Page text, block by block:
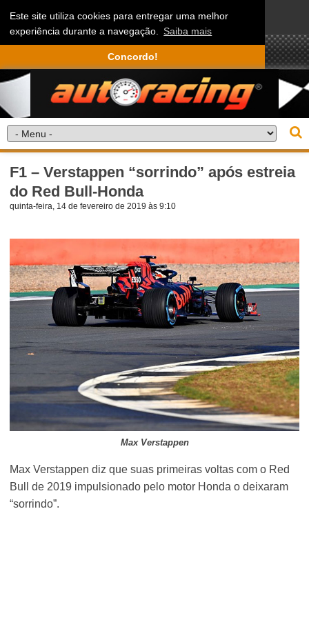
Este site utiliza cookies para entregar uma melhor
experiência durante a navegação. Saiba mais
Concordo!
F1 – Verstappen “sorrindo” após estreia
do Red Bull-Honda
quinta-feira, 14 de fevereiro de 2019 às 9:10
Max Verstappen
Max Verstappen diz que suas primeiras voltas com o Red
Bull de 2019 impulsionado pelo motor Honda o deixaram
“sorrindo”.